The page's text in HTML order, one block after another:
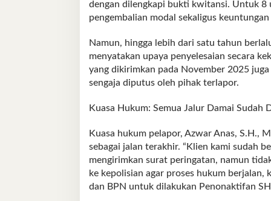
dengan dilengkapi bukti kwitansi. Untuk 8
pengembalian modal sekaligus
Namun, hingga lebih dari satu tahun
menyatakan upaya penyelesaian secara
yang dikirimkan pada November 2025
sengaja diputus oleh pihak terlapor.
Kuasa Hukum: Semua Jalur Damai Sudah
Kuasa hukum pelapor, Azwar Anas, S.H.,
sebagai jalan terakhir. “Klien kami sudah
mengirimkan surat peringatan, namun
ke kepolisian agar proses hukum berjalan,
dan BPN untuk dilakukan Penonaktifan